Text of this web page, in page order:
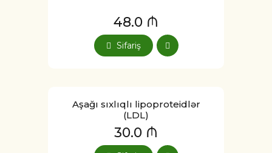
48.0 ₼
Sifariş
Aşağı sıxlıqlı lipoproteidlər
(LDL)
30.0 ₼